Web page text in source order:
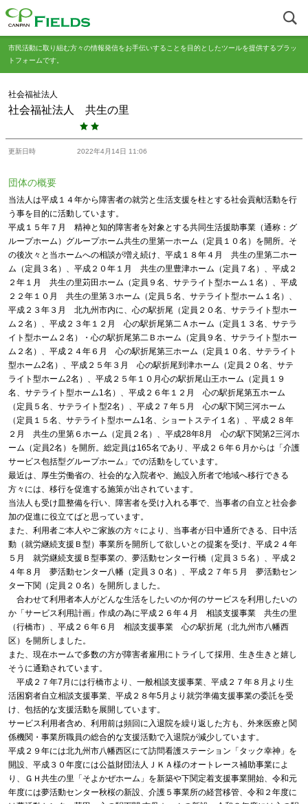
市民活動に取り組む方々の情報発信をお手伝いすることを目的としたツールを提供するプラッ
トフォームです。
社会福祉法人
社会福祉法人 共生の里
更新日時 2022年4月14日 11:06
団体の概要
当法人は平成１４年から障害者の就労と生活支援を柱とする社会貢献活動を行
う事を目的に活動しています。
平成１５年７月 精神と知的障害者を対象とする共同生活援助事業（通称：グ
ループホーム）グループホーム共生の里第一ホーム（定員１０名）を開所。そ
の後次々と当ホームへの相談が増え続け、平成１８年４月 共生の里第二ホー
ム（定員３名）、平成２０年１月 共生の里豊津ホーム（定員７名）、平成２
２年１月 共生の里苅田ホーム（定員９名、サテライト型ホーム１名）、平成
２２年１０月 共生の里第３ホーム（定員５名、サテライト型ホーム１名）、
平成２３年３月 北九州市内に、心の駅折尾（定員２０名、サテライト型ホー
ム２名）、平成２３年１２月 心の駅折尾第二Ａホーム（定員１３名、サテラ
イト型ホーム２名）・心の駅折尾第二Ｂホーム（定員９名、サテライト型ホー
ム２名）、平成２４年６月 心の駅折尾第三ホーム（定員１０名、サテライト
型ホーム2名）、平成２５年３月 心の駅折尾到津ホーム（定員２０名、サテ
ライト型ホーム2名）、平成２５年１０月心の駅折尾山王ホーム（定員１９
名、サテライト型ホーム1名）、平成２６年１２月 心の駅折尾第五ホーム
（定員５名、サテライト型2名）、平成２７年５月 心の駅下関三河ホーム
（定員１５名、サテライト型ホーム1名、ショートステイ１名）、平成２８年
２月 共生の里第６ホーム（定員２名）、平成28年8月 心の駅下関第2三河ホ
ーム（定員2名）を開所。総定員は165名であり、平成２６年６月からは「介護
サービス包括型グループホーム」での活動をしています。
最近は、厚生労働省の、社会的な入院者や、施設入所者で地域へ移行できる
方々には、移行を促進する施策が出されています。
当法人も受け皿整備を行い、障害者を受け入れる事で、当事者の自立と社会参
加の促進に役立てばと思っています。
また、利用者ご本人やご家族の方々により、当事者が日中通所できる、日中活
動（就労継続支援Ｂ型）事業所を開所して欲しいとの提案を受け、平成２４年
５月 就労継続支援Ｂ型事業の、夢活動センター行橋（定員３５名）、平成２
４年８月 夢活動センター八幡（定員３０名）、平成２７年５月 夢活動セン
ター下関（定員２０名）を開所しました。
合わせて利用者本人がどんな生活をしたいのか何のサービスを利用したいの
か「サービス利用計画」作成の為に平成２６年４月 相談支援事業 共生の里
（行橋市）、平成２６年６月 相談支援事業 心の駅折尾（北九州市八幡西
区）を開所しました。
また、現在ホームで多数の方が障害者雇用にトライして採用、生き生きと嬉し
そうに通勤されています。
平成２７年7月には行橋市より、一般相談支援事業、平成２７年８月より生
活困窮者自立相談支援事業、平成２８年5月より就労準備支援事業の委託を受
け、包括的な支援活動を展開しています。
サービス利用者含め、利用前は頻回に入退院を繰り返した方も、外来医療と関
係機関・事業所職員の総合的な支援活動で入退院が減少しています。
平成２９年には北九州市八幡西区にて訪問看護ステーション「タック幸神」を
開設、平成３０年度には公益財団法人ＪＫＡ様のオートレース補助事業によ
り、ＧＨ共生の里「そよかぜホーム」を新築や下関定着支援事業開始、令和元
年度には夢活動センター秋桜の新設、介護５事業所の経営移管、令和２年度に